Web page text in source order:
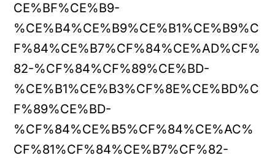
CE%BF%CE%B9-
%CE%B4%CE%B9%CE%B1%CE%B9%C
F%84%CE%B7%CF%84%CE%AD%CF%
82-%CF%84%CF%89%CE%BD-
%CE%B1%CE%B3%CF%8E%CE%BD%C
F%89%CE%BD-
%CF%84%CE%B5%CF%84%CE%AC%
CF%81%CF%84%CE%B7%CF%82-